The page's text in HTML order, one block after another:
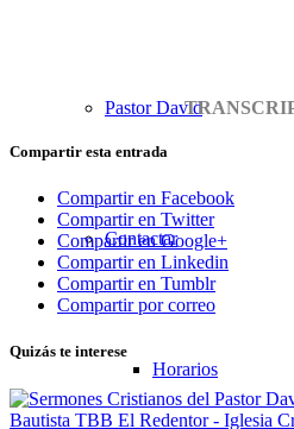
Pastor David
Contactar
Horarios
Compartir esta entrada
Compartir en Facebook
Compartir en Twitter
Compartir en Google+
Compartir en Linkedin
Compartir en Tumblr
Compartir por correo
Quizás te interese